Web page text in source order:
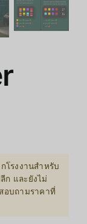
โรงงานสำหรับ
ก และยังไม่
อบถามราคาที่